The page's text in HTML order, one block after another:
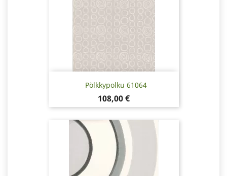
Pölkkypolku 61064
Hinta
108,00 €